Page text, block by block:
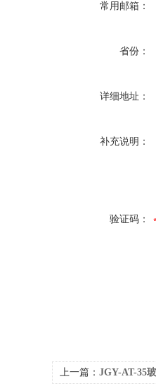
常用邮箱：
省份：
详细地址：
补充说明：
验证码：
上一篇： JGY-AT-35